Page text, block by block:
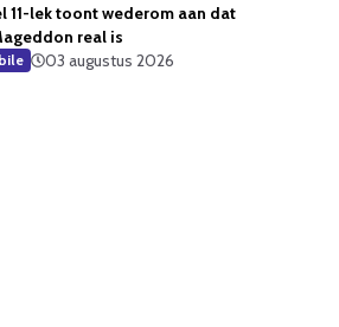
11-lek toont wederom aan dat
real is
03 augustus 2026